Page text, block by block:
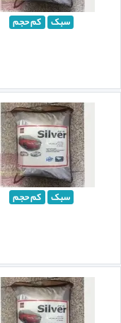
سبک کم حجم
سبک کم حجم